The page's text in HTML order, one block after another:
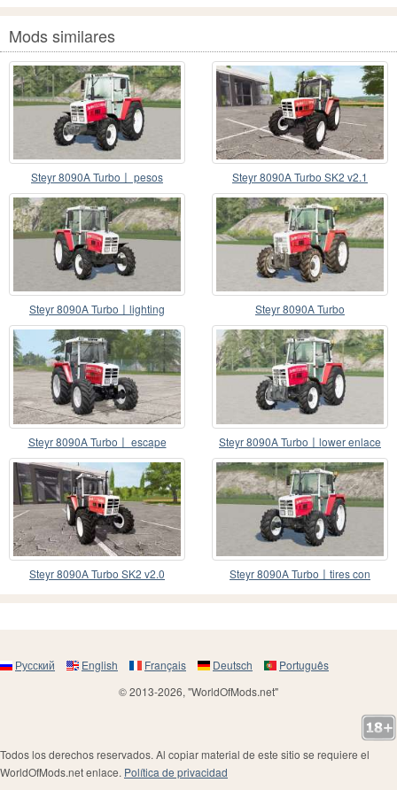
Mods similares
Steyr 8090A Turbo〡 pesos
delanteros adquisibles
Steyr 8090A Turbo SK2 v2.1
Steyr 8090A Turbo〡lighting
ligeramente revisado
Steyr 8090A Turbo
Steyr 8090A Turbo〡 escape
aerodinámico
Steyr 8090A Turbo〡lower enlace
trasero ajustado
Steyr 8090A Turbo SK2 v2.0
Steyr 8090A Turbo〡tires con
Русский English Français Deutsch
Português
© 2013-2026, "WorldOfMods.net"
Todos los derechos reservados. Al copiar material de este sitio se requiere el
WorldOfMods.net enlace. Política de privacidad